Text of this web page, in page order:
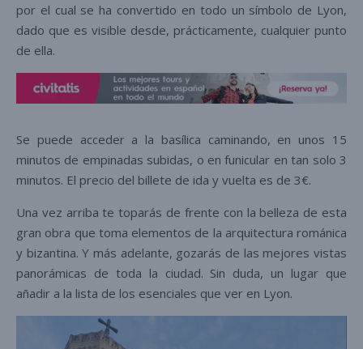
por el cual se ha convertido en todo un símbolo de Lyon,
dado que es visible desde, prácticamente, cualquier punto
de ella.
Se puede acceder a la basílica caminando, en unos 15
minutos de empinadas subidas, o en funicular en tan solo 3
minutos. El precio del billete de ida y vuelta es de 3€.
Una vez arriba te toparás de frente con la belleza de esta
gran obra que toma elementos de la arquitectura románica
y bizantina. Y más adelante, gozarás de las mejores vistas
panorámicas de toda la ciudad. Sin duda, un lugar que
añadir a la lista de los esenciales que ver en Lyon.